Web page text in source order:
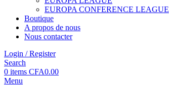
EUROPA CONFERENCE LEAGUE
Boutique
A propos de nous
Nous contacter
Login / Register
Search
0 items CFA0.00
Menu